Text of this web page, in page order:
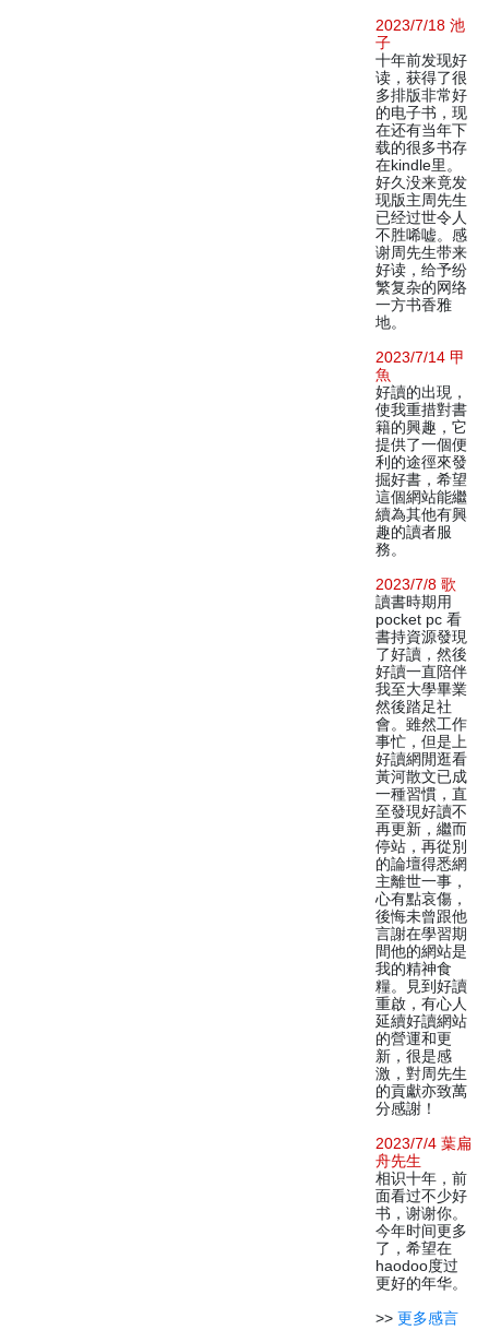
2023/7/18 池
子
十年前发现好
读，获得了很
多排版非常好
的电子书，现
在还有当年下
载的很多书存
在kindle里。
好久没来竟发
现版主周先生
已经过世令人
不胜唏嘘。感
谢周先生带来
好读，给予纷
繁复杂的网络
一方书香雅
地。
2023/7/14 甲
魚
好讀的出現，
使我重措對書
籍的興趣，它
提供了一個便
利的途徑來發
掘好書，希望
這個網站能繼
續為其他有興
趣的讀者服
務。
2023/7/8 歌
讀書時期用
pocket pc 看
書持資源發現
了好讀，然後
好讀一直陪伴
我至大學畢業
然後踏足社
會。雖然工作
事忙，但是上
好讀網閒逛看
黃河散文已成
一種習慣，直
至發現好讀不
再更新，繼而
停站，再從別
的論壇得悉網
主離世一事，
心有點哀傷，
後悔未曾跟他
言謝在學習期
間他的網站是
我的精神食
糧。見到好讀
重啟，有心人
延續好讀網站
的營運和更
新，很是感
激，對周先生
的貢獻亦致萬
分感謝！
2023/7/4 葉扁
舟先生
相识十年，前
面看过不少好
书，谢谢你。
今年时间更多
了，希望在
haodoo度过
更好的年华。
>> 更多感言